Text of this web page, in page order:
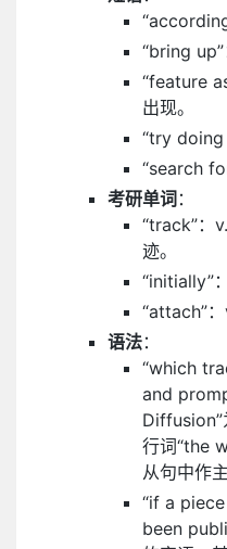
“bring up”
“feature
出现。
“try doing
“search
考研单词 ：
“track”：
迹。
“initially”
“attach”
语法：
“which
and
Diffusion”
行词“the
从句中作主
“if a
been